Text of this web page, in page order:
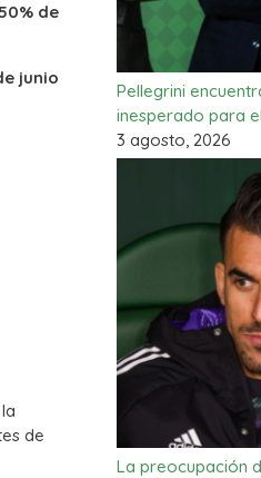
50% de
junio
de
Pellegrini
inesperado para
3 agosto, 2026
La preocupación